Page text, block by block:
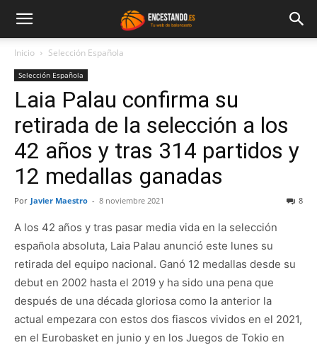
Inicio Selección Española
Selección Española
Laia Palau confirma su
retirada de la selección a los
42 años y tras 314 partidos y
12 medallas ganadas
Por Javier Maestro - 8 noviembre 2021 8
A los 42 años y tras pasar media vida en la selección
española absoluta, Laia Palau anunció este lunes su
retirada del equipo nacional. Ganó 12 medallas desde su
debut en 2002 hasta el 2019 y ha sido una pena que
después de una década gloriosa como la anterior la
actual empezara con estos dos fiascos vividos en el 2021,
en el Eurobasket en junio y en los Juegos de Tokio en